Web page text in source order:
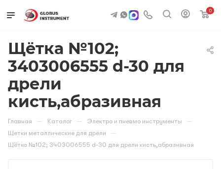
0
Щётка №102;
3403006555 d-30 для
дрели
кисть,абразивная
Главная — Каталог — Электро и пневмо инструменты —
Щетки металлические для дрели —
Щётка №102; 3403006555 d-30 для дрели кисть,абразивная